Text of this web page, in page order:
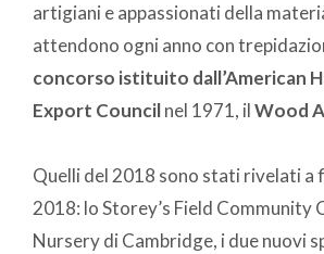
artigiani e appassionati della
attendono ogni anno con
concorso istituito dall’American
Export Councilnel 1971, ilWood
Quelli del 2018 sono stati rivelati a
2018: lo Storey’s Field Community
Nursery di Cambridge, i due nuovi